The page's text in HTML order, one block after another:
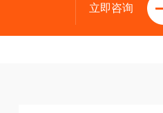
立即咨询